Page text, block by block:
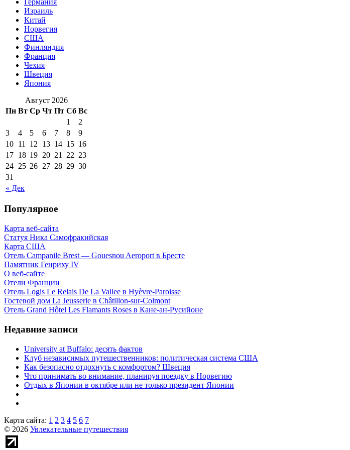
Израиль
Китай
Норвегия
США
Финляндия
Франция
Чехия
Швеция
Япония
Август 2026
Пн Вт Ср Чт Пт Сб Вс
« Дек
1
2
3
4 5 6 7 8
9
10 11 12 13 14 15 16
17 18 19 20 21 22 23
24 25 26 27 28 29 30
31
Популярное
Карта веб-сайта
Статуя Ника Самофракийская
Карта США
Отель Campanile Brest — Gouesnou Aeroport в Бресте
Памятник Генриху IV
О веб-сайте
Отели Франции
Отель Logis Le Relais De La Vallee в Hyèvre-Paroisse
Гостевой дом La Jeusserie в Châtillon-sur-Colmont
Отель Grand Hôtel Les Flamants Roses в Кане-ан-Русийоне
Недавние записи
University at Buffalo: десять фактов
Клуб независимых путешественников: политическая система США
Как безопасно отдохнуть с комфортом? Швеция
Что принимать во внимание, планируя поездку в Норвегию
Отдых в Японии в октябре или не только президент Японии
Карта сайта: 1 2 3 4 5 6 7
© 2026 Увлекательные путешествия